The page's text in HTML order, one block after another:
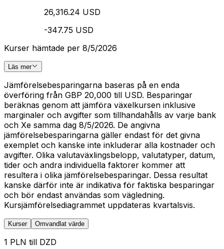
26,316.24 USD
-347.75 USD
Kurser hämtade per 8/5/2026
Läs mer
Jämförelsebesparingarna baseras på en enda
överföring från GBP 20,000 till USD. Besparingar
beräknas genom att jämföra växelkursen inklusive
marginaler och avgifter som tillhandahålls av varje bank
och Xe samma dag 8/5/2026. De angivna
jämförelsebesparingarna gäller endast för det givna
exemplet och kanske inte inkluderar alla kostnader och
avgifter. Olika valutaväxlingsbelopp, valutatyper, datum,
tider och andra individuella faktorer kommer att
resultera i olika jämförelsebesparingar. Dessa resultat
kanske därför inte är indikativa för faktiska besparingar
och bör endast användas som vägledning.
Kursjämförelsediagrammet uppdateras kvartalsvis.
Kurser Omvandlat värde
1 PLN till DZD